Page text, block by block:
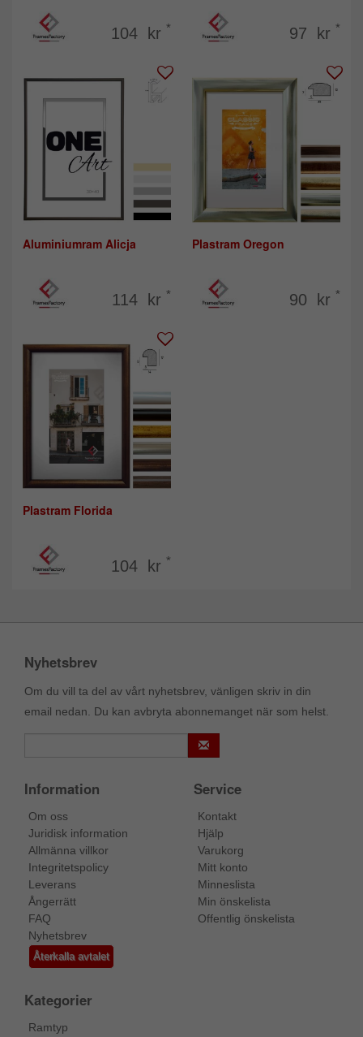
104 kr * 97 kr *
Aluminiumram Alicja
114 kr *
Plastram Oregon
90 kr *
Plastram Florida
104 kr *
Nyhetsbrev
Om du vill ta del av vårt nyhetsbrev, vänligen skriv in din
email nedan. Du kan avbryta abonnemanget när som helst.
Information
Om oss
Juridisk information
Allmänna villkor
Integritetspolicy
Leverans
Ångerrätt
FAQ
Nyhetsbrev
Återkalla avtalet
Service
Kontakt
Hjälp
Varukorg
Mitt konto
Minneslista
Min önskelista
Offentlig önskelista
Kategorier
Ramtyp